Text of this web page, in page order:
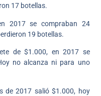
17 botellas.
2017 se compraban 24
19 botellas.
de $1.000, en 2017 se
no alcanza ni para uno
de 2017 salió $1.000, hoy